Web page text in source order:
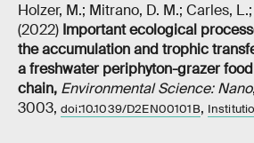
Holzer, M.; Mitrano, D. M.; Carles,
(2022) Important ecological
the accumulation and trophic
a freshwater periphyton-grazer food
chain, Environmental Science: Nano
3003, doi:10.1039/D2EN00101B,